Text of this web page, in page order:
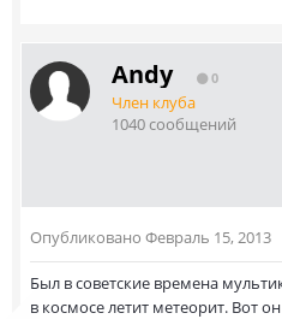
Andy 0
Член клуба
1040 сообщений
Опубликовано Февраль 15, 2013
Был в советские времена
в космосе летит метеорит. Вот